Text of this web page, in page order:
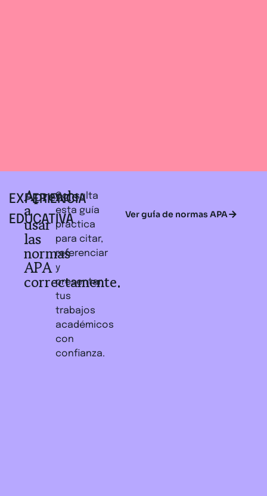
EXPERIENCIA
EDUCATIVA
Aprende
a
usar
las
normas
APA
correctamente.
Consulta
esta guía
práctica
para citar,
referenciar
y
presentar
tus
trabajos
académicos
con
confianza.
Ver guía de normas APA